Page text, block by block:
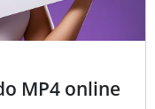
MP4 online